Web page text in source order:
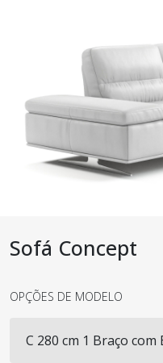
Sofá Concept
OPÇÕES DE MODELO